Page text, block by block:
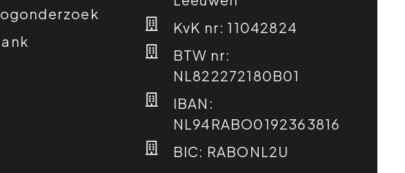
KvK nr: 11042824
BTW nr:
NL822272180B01
IBAN:
NL94RABO0192363816
BIC: RABONL2U